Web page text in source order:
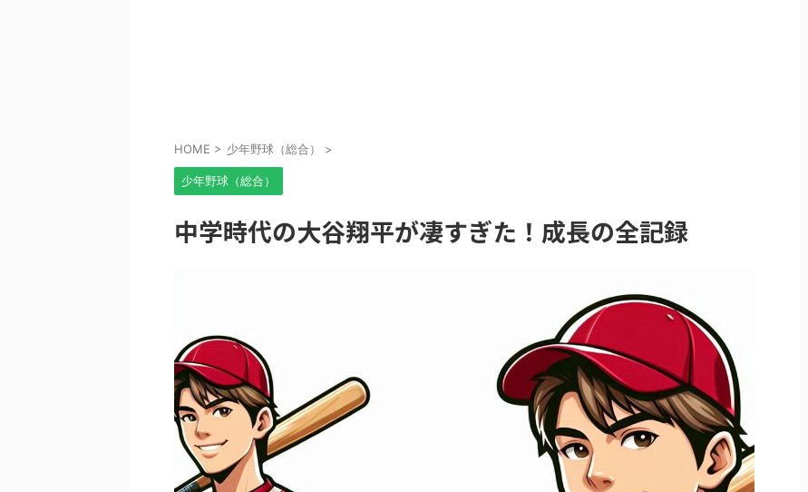
HOME > 少年野球（総合） >
少年野球（総合）
中学時代の大谷翔平が凄すぎた！成長の全記録